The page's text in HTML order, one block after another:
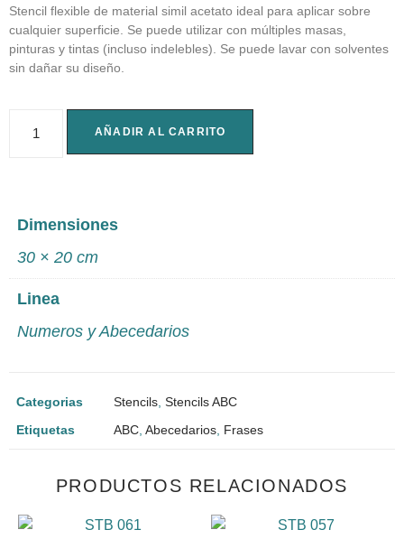
Stencil flexible de material simil acetato ideal para aplicar sobre
cualquier superficie. Se puede utilizar con múltiples masas,
pinturas y tintas (incluso indelebles). Se puede lavar con solventes
sin dañar su diseño.
AÑADIR AL CARRITO
Dimensiones
30 × 20 cm
Linea
Numeros y Abecedarios
Categorias Stencils Stencils ABC
Etiquetas
ABC Abecedarios Frases
PRODUCTOS RELACIONADOS